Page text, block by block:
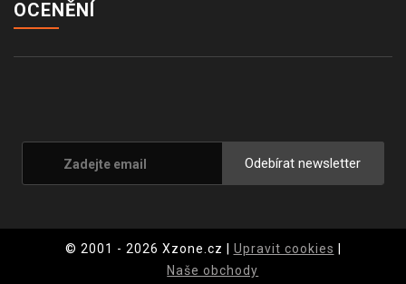
OCENĚNÍ
Odebírat newsletter
© 2001 - 2026 Xzone.cz | Upravit cookies
Naše obchody